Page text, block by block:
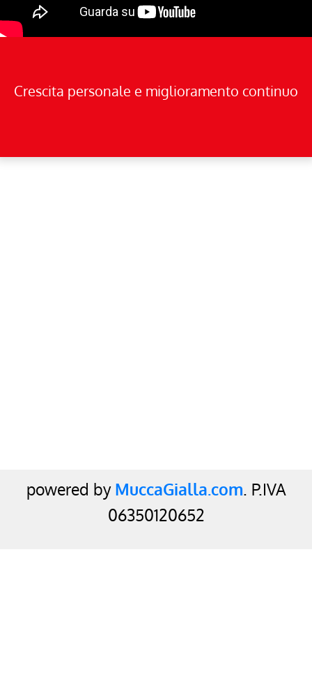
Crescita personale e miglioramento continuo
powered by MuccaGialla.com. P.IVA
06350120652